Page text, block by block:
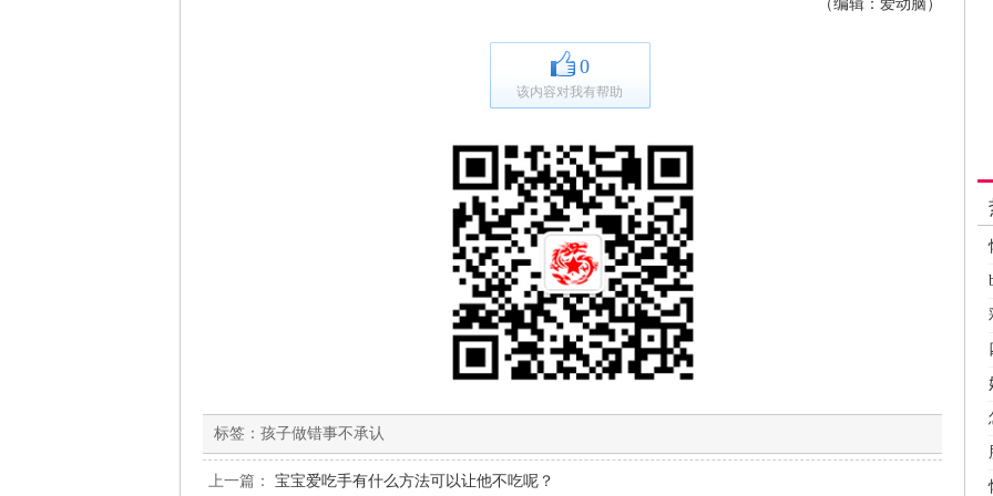
（编辑：爱动脑）
0
该内容对我有帮助
标签： 孩子做错事不承认
上一篇： 宝宝爱吃手有什么方法可以让他不吃呢？